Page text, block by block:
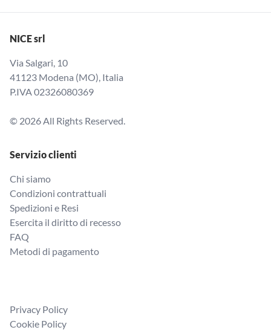
NICE srl
Via Salgari, 10
41123 Modena (MO), Italia
P.IVA 02326080369
© 2026 All Rights Reserved.
Servizio clienti
Chi siamo
Condizioni contrattuali
Spedizioni e Resi
Esercita il diritto di recesso
FAQ
Metodi di pagamento
Privacy Policy
Cookie Policy